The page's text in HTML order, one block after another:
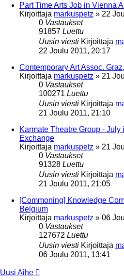
Part Time Arts Job in Vienna
Kirjoittaja markuspetz » 22
0 Vastaukset
91857 Luettu
Uusin viesti Kirjoittaja
22 Joulu 2011, 20:17
Contemporary Art Assoc.
Kirjoittaja markuspetz » 21
0 Vastaukset
100271 Luettu
Uusin viesti Kirjoittaja
21 Joulu 2011, 21:10
Karmate Theatre Group - July
Exchange
Kirjoittaja markuspetz » 21
0 Vastaukset
91328 Luettu
Uusin viesti Kirjoittaja
21 Joulu 2011, 21:05
[Commoning] Knowledge
Belgium
Kirjoittaja markuspetz » 06
0 Vastaukset
127672 Luettu
Uusin viesti Kirjoittaja
06 Joulu 2011, 13:41
Uusi Aihe